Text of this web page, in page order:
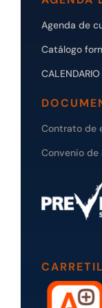
Agenda de
Catálogo
Contrato de
Convenio